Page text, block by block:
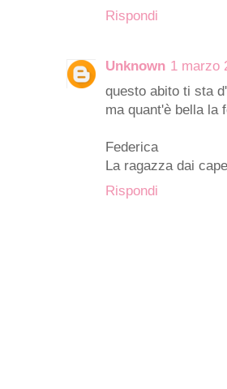
Rispondi
Unknown 1 marzo
questo abito ti sta
ma quant'è bella la
Federica
La ragazza dai
Rispondi